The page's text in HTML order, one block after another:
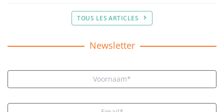
TOUS LES ARTICLES
Newsletter